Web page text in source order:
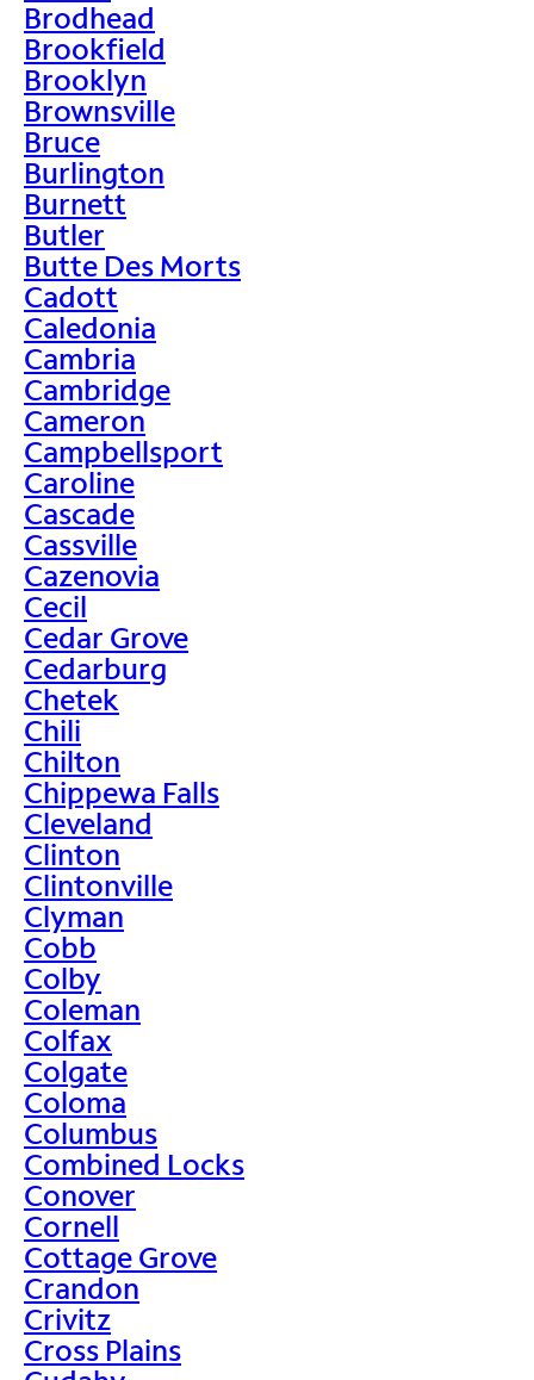
Brodhead
Brookfield
Brooklyn
Brownsville
Bruce
Burlington
Burnett
Butler
Butte Des Morts
Cadott
Caledonia
Cambria
Cambridge
Cameron
Campbellsport
Caroline
Cascade
Cassville
Cazenovia
Cecil
Cedar Grove
Cedarburg
Chetek
Chili
Chilton
Chippewa Falls
Cleveland
Clinton
Clintonville
Clyman
Cobb
Colby
Coleman
Colfax
Colgate
Coloma
Columbus
Combined Locks
Conover
Cornell
Cottage Grove
Crandon
Crivitz
Cross Plains